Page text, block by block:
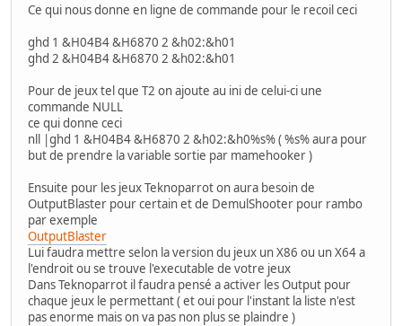
Ce qui nous donne en ligne de commande pour le recoil ceci
ghd 1 &H04B4 &H6870 2 &h02:&h01
ghd 2 &H04B4 &H6870 2 &h02:&h01
Pour de jeux tel que T2 on ajoute au ini de celui-ci une
commande NULL
ce qui donne ceci
nll |ghd 1 &H04B4 &H6870 2 &h02:&h0%s% ( %s% aura pour
but de prendre la variable sortie par mamehooker )
Ensuite pour les jeux Teknoparrot on aura besoin de
OutputBlaster pour certain et de DemulShooter pour rambo
par exemple
OutputBlaster
Lui faudra mettre selon la version du jeux un X86 ou un X64 a
l'endroit ou se trouve l'executable de votre jeux
Dans Teknoparrot il faudra pensé a activer les Output pour
chaque jeux le permettant ( et oui pour l'instant la liste n'est
pas enorme mais on va pas non plus se plaindre )